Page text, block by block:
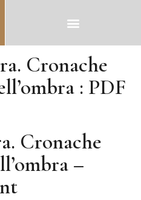
Cronache
: PDF
Cronache
–